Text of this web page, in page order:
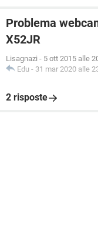
Problema
X52JR
Lisagnazi - 5 ott 2015 alle
Edu - 31 mar 2020 alle
2 risposte